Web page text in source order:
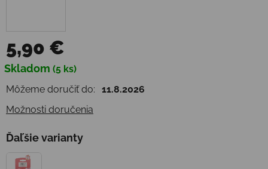
5,90 €
Jednotková cena:
Skladom (5 ks)
Môžeme doručiť do:
11.8.2026
Možnosti doručenia
Ďaľšie varianty